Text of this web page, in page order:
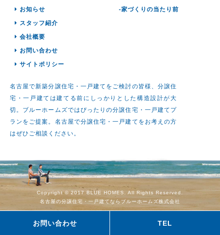
お知らせ
スタッフ紹介
-家づくりの当たり前
会社概要
お問い合わせ
サイトポリシー
名古屋で新築分譲住宅・一戸建てをご検討の皆様、分譲住
宅・一戸建ては建てる前にしっかりとした構造設計が大
切。ブルーホームズではぴったりの分譲住宅・一戸建てプ
ランをご提案。名古屋で分譲住宅・一戸建てをお考えの方
はぜひご相談ください。
Copyright © 2017 BLUE HOMES. All Rights Reserved.
名古屋の分譲住宅・一戸建てならブルーホームズ株式会社
お問い合わせ TEL